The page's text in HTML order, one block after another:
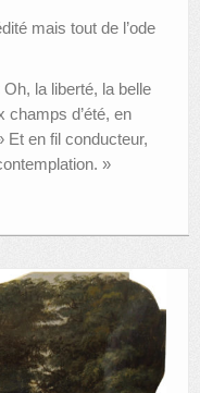
mais tout de l’ode
la liberté, la belle
champs d’été, en
Et en fil conducteur,
»